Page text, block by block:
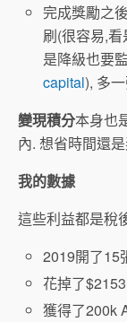
完成獎勵之
刷(很容易,
是降級也要
capital), 多
變現積分本身也
內. 想省時間還
我的數據
這些利益都是稅
2019開了15
花掉了
獲得了200k